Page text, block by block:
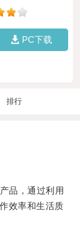
PC下载
排行
品，通过利用
效率和生活质